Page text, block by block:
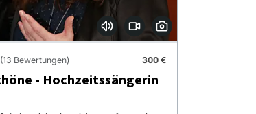
(13 Bewertungen) 300 €
- Hochzeitssängerin